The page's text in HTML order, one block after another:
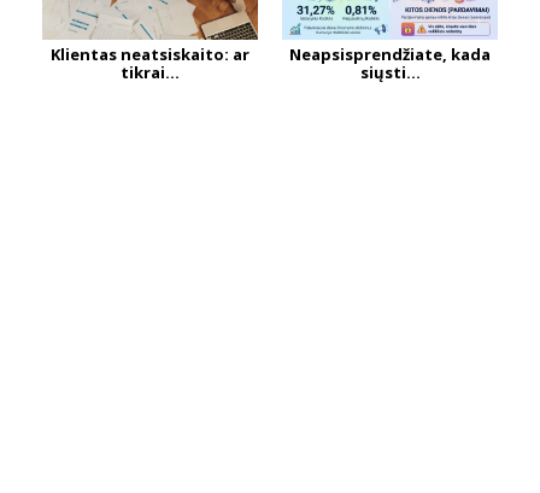
Klientas neatsiskaito: ar
tikrai...
Neapsisprendžiate, kada
siųsti...